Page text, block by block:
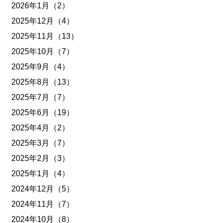
2026年1月（2）
2025年12月（4）
2025年11月（13）
2025年10月（7）
2025年9月（4）
2025年8月（13）
2025年7月（7）
2025年6月（19）
2025年4月（2）
2025年3月（7）
2025年2月（3）
2025年1月（4）
2024年12月（5）
2024年11月（7）
2024年10月（8）